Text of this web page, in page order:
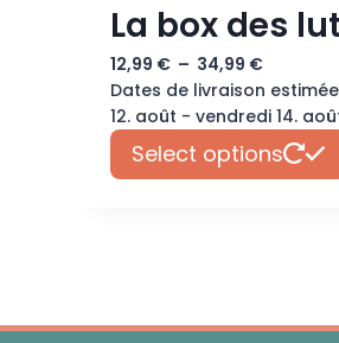
La box des
12,99 € – 34,99 €Plage
de
prix :
12,99 €
à
Dates de livraison
12. août - vendredi 14.
Select options